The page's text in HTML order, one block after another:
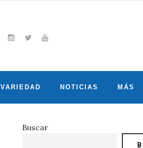
VARIEDAD NOTICIAS MÁS
Buscar